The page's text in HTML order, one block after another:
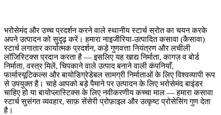
भरोसेमंद और उच्च प्रदर्शन करने वाले स्थानीय स्टार्च स्रोत का चयन करके
अपने उत्पादन को सुदृढ़ करें। हमारा नाइजीरिया-उत्पादित कसावा (कैसावा)
स्टार्च लगातार कार्यात्मक प्रदर्शन, कड़े गुणवत्ता नियंत्रण और लचीली
लॉजिस्टिक्स प्रदान करता है — इसलिए यह खाद्य निर्माता, कागज़ व बोर्ड
निर्माता, वस्त्र मिलें, चिपकाने वाले उत्पाद बनाने वाली कंपनियाँ,
फार्मास्यूटिकल्स और बायोडिग्रेडेबल सामग्री निर्माताओं के लिए विश्वव्यापी रूप
से उपयुक्त है। चाहे आपको बड़े पैमाने पर उत्पादन के लिए भरोसेमंद बाइंडर
चाहिए हो या बायोप्लास्टिक्स के लिए नवीकरणीय कच्चा माल — हमारा कसावा
स्टार्च सुसंगत व्यवहार, साफ़ सेंसेरी प्रोफ़ाइल और उत्कृष्ट प्रोसेसिंग गुण देता
है।